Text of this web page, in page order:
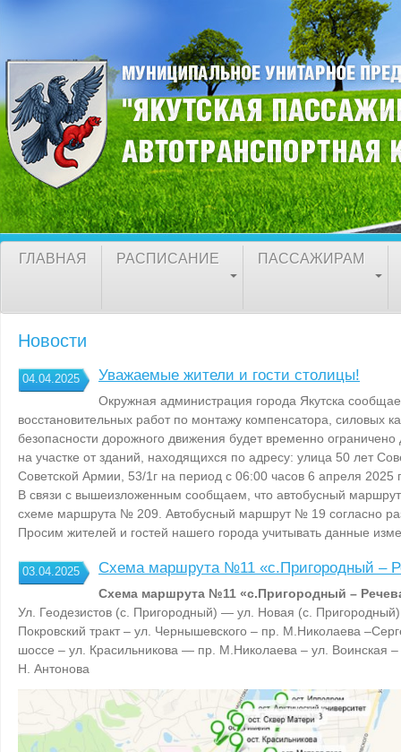
ГЛАВНАЯ РАСПИСАНИЕ ПАССАЖИРАМ
Новости
04.04.2025 Уважаемые жители и гости столицы!
Окружная администрация города Якутска
восстановительных работ по монтажу компенсатора, силовых
безопасности дорожного движения будет временно
на участке от зданий, находящихся по адресу: улица 50 лет
Советской Армии, 53/1г на период с 06:00 часов 6 апреля 2025
В связи с вышеизложенным сообщаем, что автобусный
схеме маршрута № 209. Автобусный маршрут № 19 согласно
Просим жителей и гостей нашего города учитывать данные
03.04.2025 Схема маршрута №11 «с.Пригородный –
Схема маршрута №11 «с.Пригородный –
Ул. Геодезистов (с. Пригородный) — ул. Новая (с.
Покровский тракт – ул. Чернышевского – пр. М.Николаева
шоссе – ул. Красильникова — пр. М.Николаева – ул. Воинская
Н. Антонова